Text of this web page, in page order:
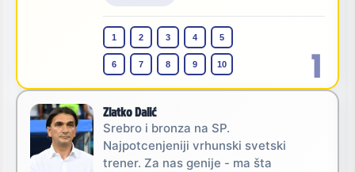
1
1 2 3 4 5
6 7 8 9 10
Zlatko Dalić
Srebro i bronza na SP.
Najpotcenjeniji vrhunski svetski
trener. Za nas genije - ma šta